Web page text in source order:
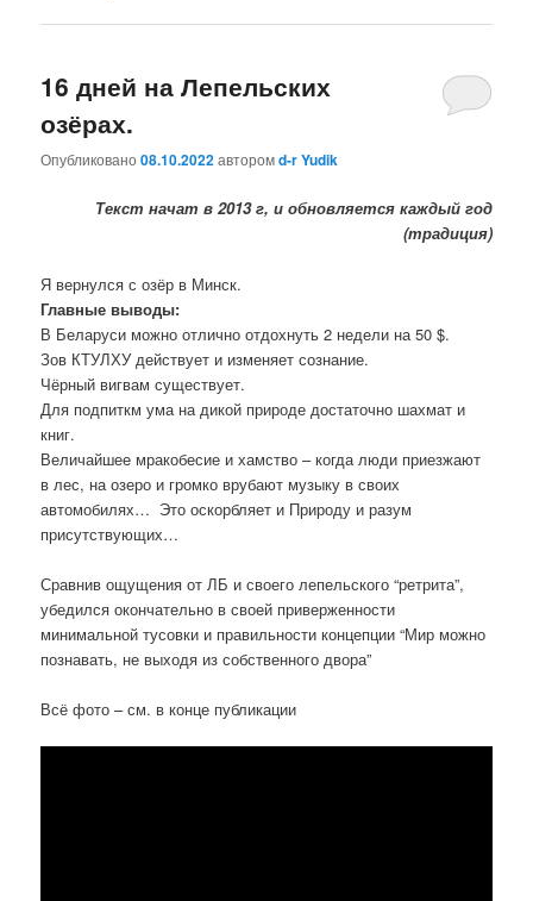
16 дней на Лепельских
озёрах.
Опубликовано08.10.2022авторомd-r Yudik
Текст начат в 2013 г, и обновляется каждый год
(традиция)
Я вернулся с озёр в Минск.
Главные выводы:
В Беларуси можно отлично отдохнуть 2 недели на 50 $.
Зов КТУЛХУ действует и изменяет сознание.
Чёрный вигвам существует.
Для подпиткм ума на дикой природе достаточно шахмат и
книг.
Величайшее мракобесие и хамство – когда люди приезжают
в лес, на озеро и громко врубают музыку в своих
автомобилях… Это оскорбляет и Природу и разум
присутствующих…
Сравнив ощущения от ЛБ и своего лепельского “ретрита”,
убедился окончательно в своей приверженности
минимальной тусовки и правильности концепции “Мир можно
познавать, не выходя из собственного двора”
Всё фото – см. в конце публикации